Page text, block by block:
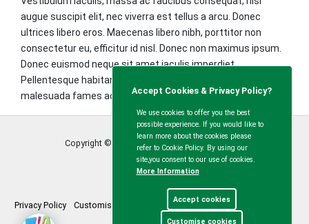
augue suscipit elit, nec viverra est tellus a arcu. Donec
ultrices libero eros. Maecenas libero nibh, porttitor non
consectetur eu, efficitur id nisl. Donec non maximus ipsum.
Donec euismod neque sit amet iaculis imperdiet.
Pellentesque habitant morbi tristique senectus et netus et
malesuada fames ac turpis egestas.
Copyright © Calvert Green Parish Council2026
Privacy Policy Customise Cookies Accessibility statement
Accept Cookies & Privacy Policy?
We use cookies to offer you the best
possible experience. If you would like to
learn more about the cookies please
refer to Cookie Policy. By using our
site,you consent to our use of cookies.
More Information
Accept cookies
Customise cookies